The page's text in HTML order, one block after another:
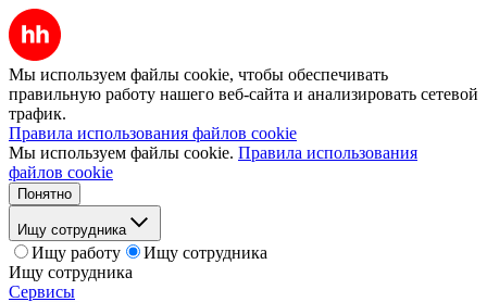
Мы используем файлы cookie, чтобы обеспечивать
правильную работу нашего веб-сайта и анализировать сетевой
трафик.
Правила использования файлов cookie
Мы используем файлы cookie. Правила использования
файлов cookie
Понятно
Ищу сотрудника
Ищу работу
Ищу сотрудника
Ищу сотрудника
Сервисы